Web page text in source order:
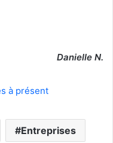
Danielle N.
Entreprises